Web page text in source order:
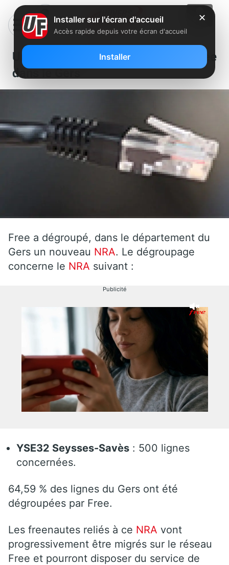
Un nouveau NRA dégroupé par Free
dans le Gers
Free a dégroupé, dans le département du
Gers un nouveau NRA. Le dégroupage
concerne le NRA suivant :
Publicité
YSE32 Seysses-Savès : 500 lignes
concernées.
64,59 % des lignes du Gers ont été
dégroupées par Free.
Les freenautes reliés à ce NRA vont
progressivement être migrés sur le réseau
Free et pourront disposer du service de
✕
Installer sur l'écran d'accueil
Accès rapide depuis votre écran d'accueil
Installer